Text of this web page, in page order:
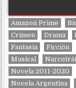
Amazon Prime
Crimen
Drama
Fantasía
Ficción
Musical
Novela 2011-2020
Novela Argentina